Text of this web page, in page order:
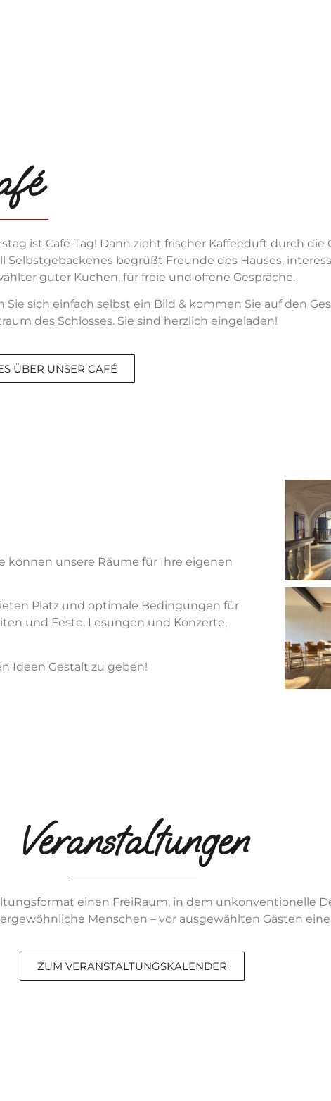
ist Café-Tag! Dann zieht frischer Kaffeeduft durch die
Selbstgebackenes begrüßt Freunde des Hauses,
guter Kuchen, für freie und offene Gespräche.
Sie sich einfach selbst ein Bild & kommen Sie auf den
des Schlosses. Sie sind herzlich eingeladen!
ÜBER UNSER CAFÉ
können unsere Räume für Ihre eigenen
Platz und optimale Bedingungen für
und Feste, Lesungen und Konzerte,
Ideen Gestalt zu geben!
Veranstaltungen
einen FreiRaum, in dem unkonventionelle
Menschen – vor ausgewählten Gästen
ZUM VERANSTALTUNGSKALENDER